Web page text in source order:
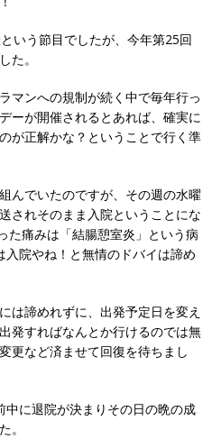
いう節目でしたが、今年第25回
た。
マンへの規制が続く中で毎年行っ
ーが開催されるとあれば、確実に
が正解かな？ということで行く準
んでいたのですが、その週の水曜
されそのまま入院ということにな
痛みは「結腸憩室炎」という病
院やね！と無情のドバイは諦め
は諦めれずに、出発予定日を変え
発すればなんとか行けるのでは無
更など済ませて回復を待ちまし
に退院が決まりその日の晩の成
。